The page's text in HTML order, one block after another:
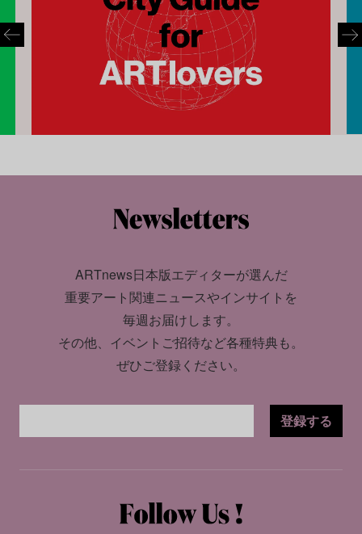
ARTnews日本版エディターが選んだ
重要アート関連ニュースやインサイトを
毎週お届けします。
その他、イベントご招待など各種特典も。
ぜひご登録ください。
登録する